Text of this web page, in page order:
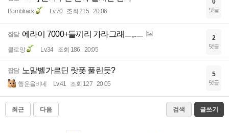
Bombtrack Lv.70 조회 215 20:06
0
댓글
잡담 에라이 7000+들끼리 가라그래ㅡ,.ㅡ
클로앙 Lv.34 조회 186 20:05
2
댓글
잡담 노말벨가르딘 랏폿 풀린듯?
행운을비네 Lv.41 조회 127 20:05
5
댓글
최근 다음 검색 글쓰기